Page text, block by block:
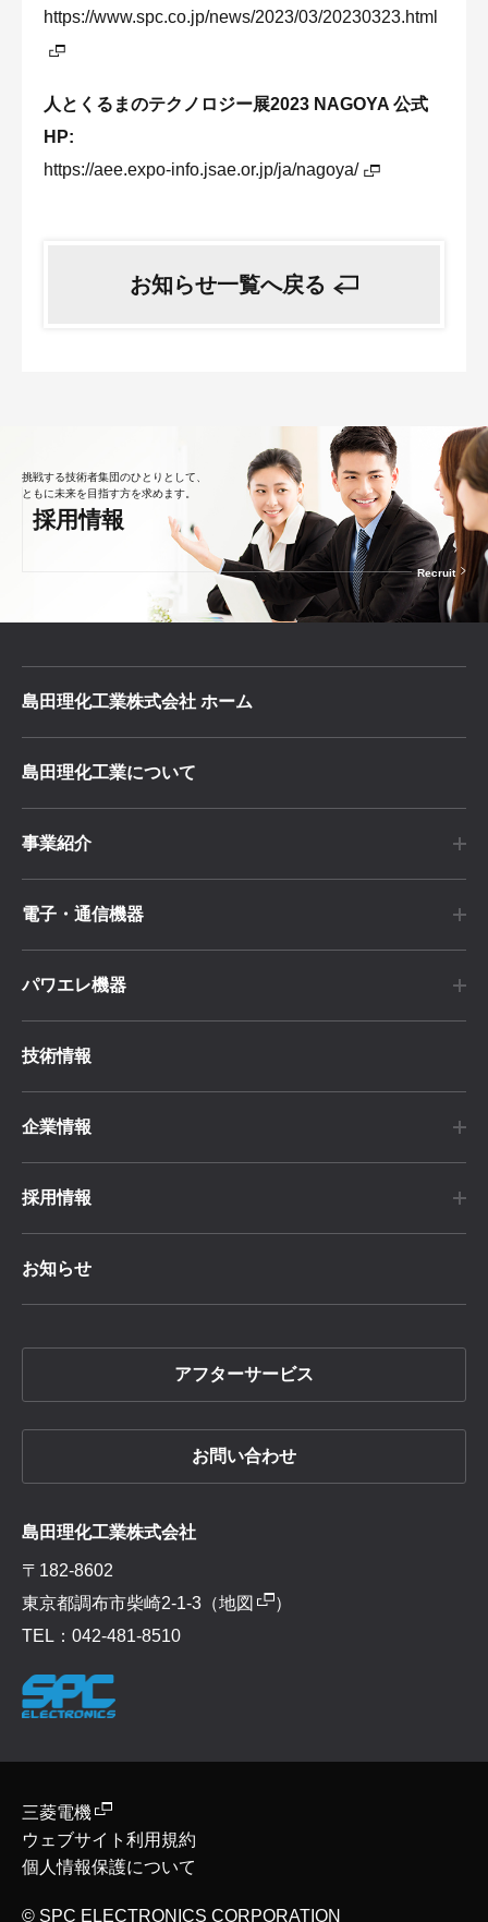
https://www.spc.co.jp/news/2023/03/20230323.html
人とくるまのテクノロジー展2023 NAGOYA 公式
HP
https://aee.expo-info.jsae.or.jp/ja/nagoya/
お知らせ一覧へ戻る
挑戦する技術者集団のひとりとして、
ともに未来を目指す方を求めます。
採用情報
Recruit
島田理化工業株式会社 ホーム
島田理化工業について
事業紹介
電子・通信機器
パワエレ機器
技術情報
企業情報
採用情報
お知らせ
アフターサービス
お問い合わせ
島田理化工業株式会社
〒182-8602
東京都調布市柴崎2-1-3（地図
）
TEL：042-481-8510
三菱電機
ウェブサイト利用規約
個人情報保護について
© SPC ELECTRONICS CORPORATION